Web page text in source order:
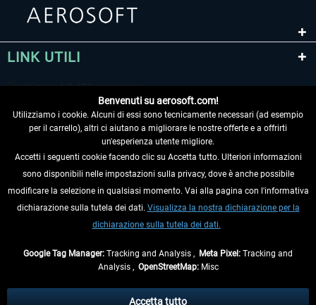
LINK UTILI
RECEDERE DAL CONTRATTO
INFORMAZIONI
eventualmente le spese di spedizione, se non diversamente descritto.
Benvenuti su aerosoft.com!
Utilizziamo i cookie. Alcuni di essi sono tecnicamente necessari (ad esempio
per il carrello), altri ci aiutano a migliorare le nostre offerte e a offrirti
un'esperienza utente migliore.
Accetti i seguenti cookie facendo clic su Accetta tutto. Ulteriori informazioni
sono disponibili nelle impostazioni sulla privacy, dove è anche possibile
modificare la selezione in qualsiasi momento. Vai alla pagina con l'informativa
dichiarazione sulla tutela dei dati. Visualizza la nostra dichiarazione per la
dichiarazione sulla tutela dei dati.
Google Tag Manager: Tracking and Analysis , Meta Pixel: Tracking and
Analysis , OpenStreetMap:Misc
Accetta tutto